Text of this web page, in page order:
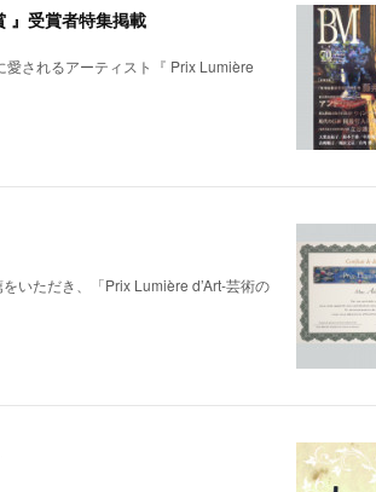
』受賞者特集掲載
されるアーティスト『 Prix Lumière
いただき、「Prix Lumière d’Art-芸術の